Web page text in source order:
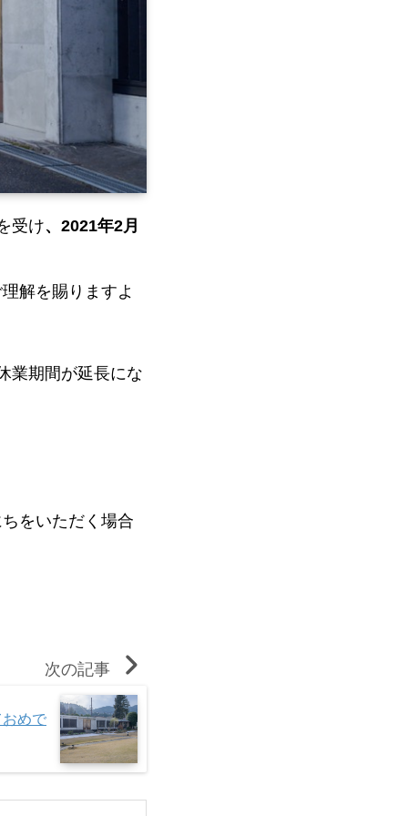
受け、2021年2月
解を賜りますよ
業期間が延長にな
をいただく場合
次の記事
めで